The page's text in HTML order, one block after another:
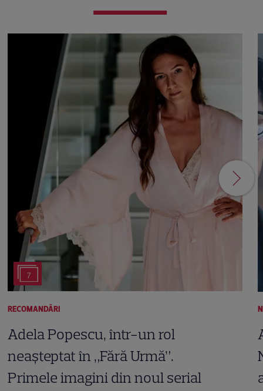
7
RECOMANDĂRI
Adela Popescu, într-un rol
neașteptat în „Fără Urmă”.
Primele imagini din noul serial